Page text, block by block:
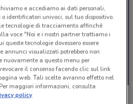
e accediamo ai dati personali,
identificatori univoci, sul tuo dispositivo.
tecnologie di tracciamento affinché
voce "Noi e i nostri partner trattiamo i
queste tecnologie dovessero essere
visualizzati potrebbero non
nuovamente a questo menu per
il consenso facendo clic sul link
web. Tali scelte avranno effetto nel
maggiori informazioni, consulta
policy